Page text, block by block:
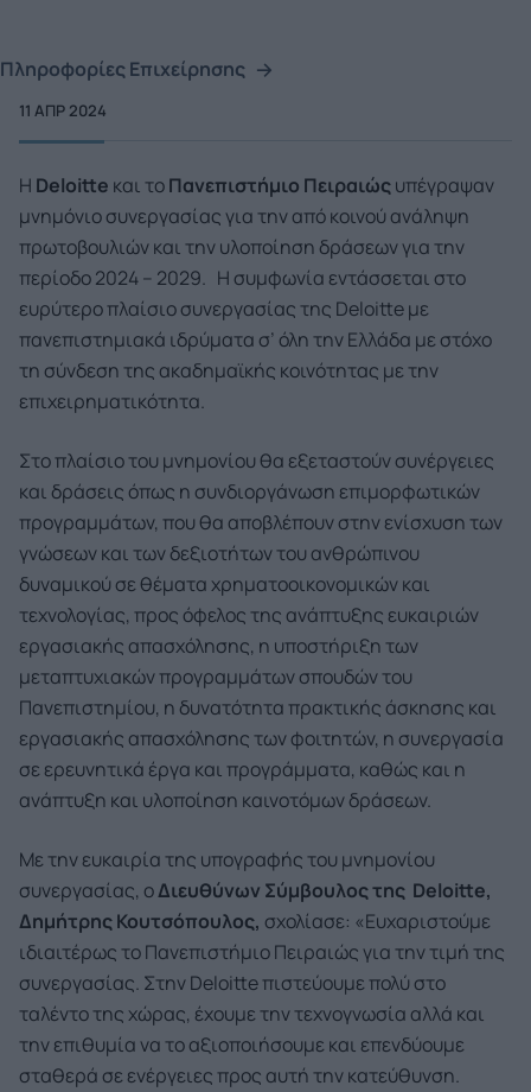
Πληροφορίες Επιχείρησης
11 ΑΠΡ 2024
Η Deloitte και τοΠανεπιστήμιο Πειραιώςυπέγραψαν
μνημόνιο συνεργασίας για την από κοινού ανάληψη
πρωτοβουλιών και την υλοποίηση δράσεων για την
περίοδο 2024 – 2029. Η συμφωνία εντάσσεται στο
ευρύτερο πλαίσιο συνεργασίας της Deloitte με
πανεπιστημιακά ιδρύματα σ’ όλη την Ελλάδα με στόχο
τη σύνδεση της ακαδημαϊκής κοινότητας με την
επιχειρηματικότητα.
Στο πλαίσιο του μνημονίου θα εξεταστούν συνέργειες
και δράσεις όπως η συνδιοργάνωση επιμορφωτικών
προγραμμάτων, που θα αποβλέπουν στην ενίσχυση των
γνώσεων και των δεξιοτήτων του ανθρώπινου
δυναμικού σε θέματα χρηματοοικονομικών και
τεχνολογίας, προς όφελος της ανάπτυξης ευκαιριών
εργασιακής απασχόλησης, η υποστήριξη των
μεταπτυχιακών προγραμμάτων σπουδών του
Πανεπιστημίου, η δυνατότητα πρακτικής άσκησης και
εργασιακής απασχόλησης των φοιτητών, η συνεργασία
σε ερευνητικά έργα και προγράμματα, καθώς και η
ανάπτυξη και υλοποίηση καινοτόμων δράσεων.
Με την ευκαιρία της υπογραφής του μνημονίου
συνεργασίας, οΔιευθύνων Σύμβουλος της Deloitte,
Δημήτρης Κουτσόπουλος, σχολίασε: «Ευχαριστούμε
ιδιαιτέρως το Πανεπιστήμιο Πειραιώς για την τιμή της
συνεργασίας. Στην Deloitte πιστεύουμε πολύ στο
ταλέντο της χώρας, έχουμε την τεχνογνωσία αλλά και
την επιθυμία να το αξιοποιήσουμε και επενδύουμε
σταθερά σε ενέργειες προς αυτή την κατεύθυνση.